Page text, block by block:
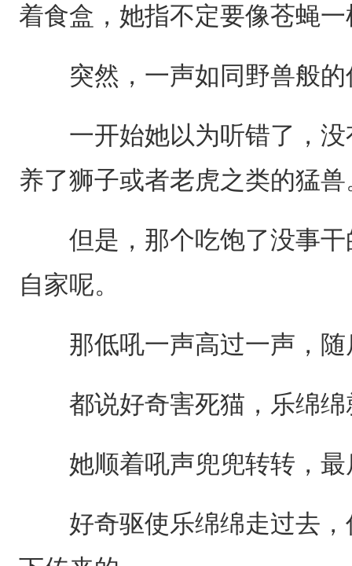
着食盒，她指不定要像苍蝇
突然，一声如同野兽般的
一开始她以为听错了，没
养了狮子或者老虎之类的猛兽
但是，那个吃饱了没事干
自家呢。
那低吼一声高过一声，随
都说好奇害死猫，乐绵绵
她顺着吼声兜兜转转，最
好奇驱使乐绵绵走过去，